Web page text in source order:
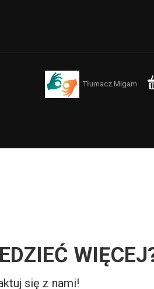
Tłumacz Migam
się z nami!